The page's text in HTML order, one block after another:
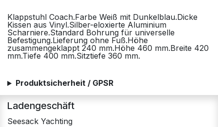
Klappstuhl Coach.Farbe Weiß mit Dunkelblau.Dicke
Kissen aus Vinyl.Silber-eloxierte Aluminium
Scharniere.Standard Bohrung für universelle
Befestigung.Lieferung ohne Fuß.Höhe
zusammengeklappt 240 mm.Höhe 460 mm.Breite 420
mm.Tiefe 400 mm.Sitztiefe 360 mm.
Produktsicherheit / GPSR
Ladengeschäft
Seesack Yachting